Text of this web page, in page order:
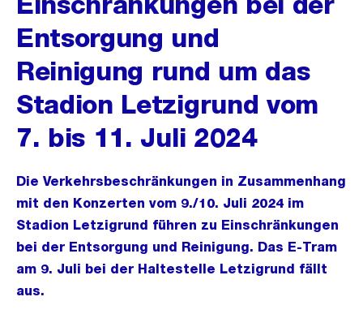
Entsorgung und
Reinigung rund um das
Stadion Letzigrund vom
7. bis 11. Juli 2024
Die Verkehrsbeschränkungen in Zusammenhang
mit den Konzerten vom 9./10. Juli 2024 im
Stadion Letzigrund führen zu Einschränkungen
bei der Entsorgung und Reinigung. Das E-Tram
am 9. Juli bei der Haltestelle Letzigrund fällt
aus.